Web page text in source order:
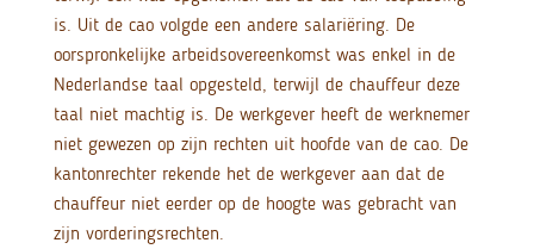
is. Uit de cao volgde een andere salariëring. De
oorspronkelijke arbeidsovereenkomst was enkel in de
Nederlandse taal opgesteld, terwijl de chauffeur deze
taal niet machtig is. De werkgever heeft de werknemer
niet gewezen op zijn rechten uit hoofde van de cao. De
kantonrechter rekende het de werkgever aan dat de
chauffeur niet eerder op de hoogte was gebracht van
zijn vorderingsrechten.